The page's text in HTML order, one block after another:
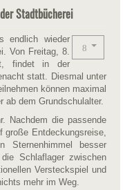
Stadtbücherei
endlich wieder
Von Freitag, 8.
findet in der
statt. Diesmal unter
können maximal
ab dem Grundschulalter.
Nachdem die passende
Entdeckungsreise,
Sternenhimmel besser
Schlaflager zwischen
Versteckspiel und
mehr im Weg.